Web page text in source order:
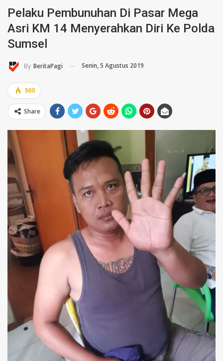
Pelaku Pembunuhan Di Pasar Mega
Asri KM 14 Menyerahkan Diri Ke Polda
Sumsel
By BeritaPagi Senin, 5 Agustus 2019
500
Share